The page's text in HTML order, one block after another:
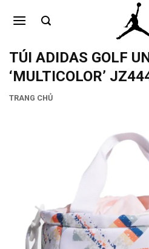
qua
dungTÚI ADIDAS GOLF
‘MULTICOLOR’
TRANG CHỦ